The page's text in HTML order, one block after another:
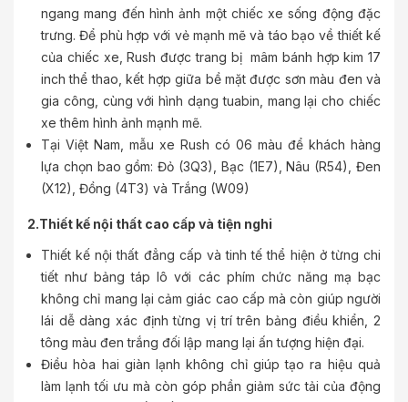
ngang mang đến hình ảnh một chiếc xe sống động đặc
trưng. Để phù hợp với vẻ mạnh mẽ và táo bạo về thiết kế
của chiếc xe, Rush được trang bị mâm bánh hợp kim 17
inch thể thao, kết hợp giữa bề mặt được sơn màu đen và
gia công, cùng với hình dạng tuabin, mang lại cho chiếc
xe thêm hình ảnh mạnh mẽ.
Tại Việt Nam, mẫu xe Rush có 06 màu để khách hàng
lựa chọn bao gồm: Đỏ (3Q3), Bạc (1E7), Nâu (R54), Đen
(X12), Đồng (4T3) và Trắng (W09)
2.Thiết kế nội thất cao cấp và tiện nghi
Thiết kế nội thất đẳng cấp và tinh tế thể hiện ở từng chi
tiết như bảng táp lô với các phím chức năng mạ bạc
không chỉ mang lại cảm giác cao cấp mà còn giúp người
lái dễ dàng xác định từng vị trí trên bảng điều khiển, 2
tông màu đen trắng đối lập mang lại ấn tượng hiện đại.
Điều hòa hai giàn lạnh không chỉ giúp tạo ra hiệu quả
làm lạnh tối ưu mà còn góp phần giảm sức tải của động